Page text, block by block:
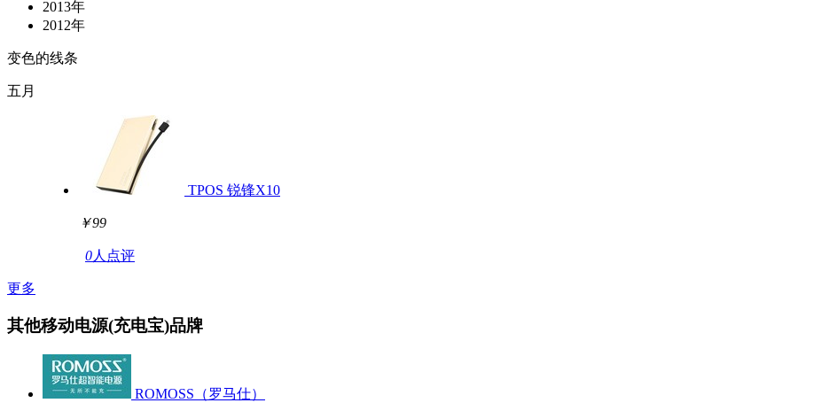
2013年
2012年
变色的线条
五月
TPOS 锐锋X10
￥99
0人点评
更多
其他移动电源(充电宝)品牌
ROMOSS（罗马仕）